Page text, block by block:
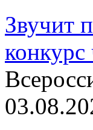
Звучит
конкурс